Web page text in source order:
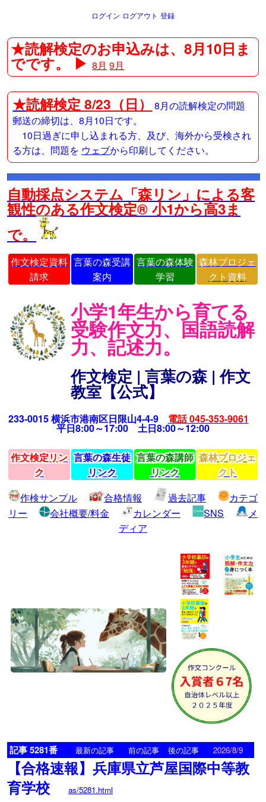
ログイン ログアウト 登録
★読解検定のお申込みは、8月10日ま
でです。 ▶8月 9月
★読解検定 8/23（日）
8月の読解検定の問題
郵送の締切は、8月10日です。
10日過ぎに申し込まれる方、及び、海外から受検され
る方は、問題を ウェブから印刷してください。
自動採点システム「森リン」による客
観性のある作文検定® 小1から高3ま
で。
作文検定資料
請求
言葉の森受講
案内
言葉の森体験
学習
森林プロジェ
クト資料
小学1年生から育てる
受験作文力、国語読解
力、記述力。
作文検定 | 言葉の森 | 作文
教室【公式】
233-0015 横浜市港南区日限山4-4-9 電話 045-353-9061
平日8:00～17:00 土日8:00～12:00
作文検定リン
ク
言葉の森生徒
リンク
言葉の森講師
リンク
森林プロジェ
クト
作検サンプル
合格情報 過去記事
カテゴ
リー
会社概要/料金 カレンダー SNS
メ
ディア
記事 5281番 最新の記事 前の記事 後の記事 2026/8/9
【合格速報】兵庫県立芦屋国際中等教
育学校
as/5281.html